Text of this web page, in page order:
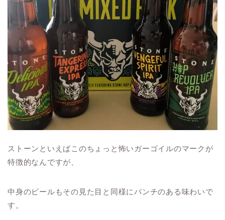
ストーンといえばこのちょっと怖いガーゴイルのマークが
特徴的なんですが、
中身のビールもその見た目と同様にパンチのある味わいで
す。